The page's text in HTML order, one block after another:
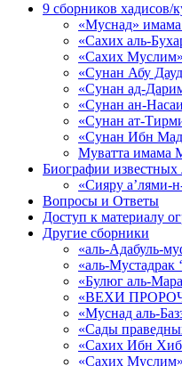
9 сборников хадисов/
«Муснад»
«Сахих аль-
«Сахих Муслим»
«Сунан Абу
«Сунан ад-
«Сунан ан-
«Сунан ат-
«Сунан Ибн
Муватта имама
Биографии
«Сияру а’лями-
Вопросы и Ответы
Доступ к материалу
Другие сборники
«аль-Адабуль-
«аль-Мустадрак
«Булюг аль-
«ВЕХИ
«Муснад аль-
«Сады
«Сахих Ибн
«Сахих